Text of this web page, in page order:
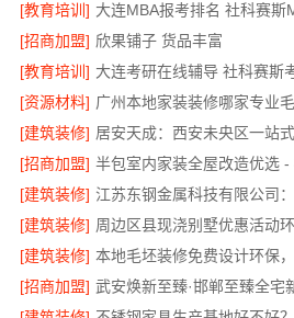
[教育培训] 大连MBA报考排名 社科赛斯
[招商加盟] 欣果铺子 货品丰富
[教育培训] 大连考研在线辅导 社科赛斯
[资源材料] 广州本地家装装修哪家专业
[建筑装修] 居安天成：西安未央区一站
[招商加盟]
[建筑装修]
[建筑装修]
[建筑装修] 本地毛坯装修免费设计环保
[招商加盟]